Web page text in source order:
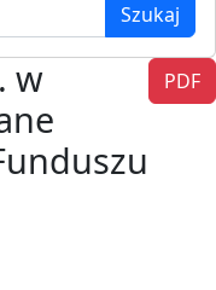
Szukaj
PDF
w